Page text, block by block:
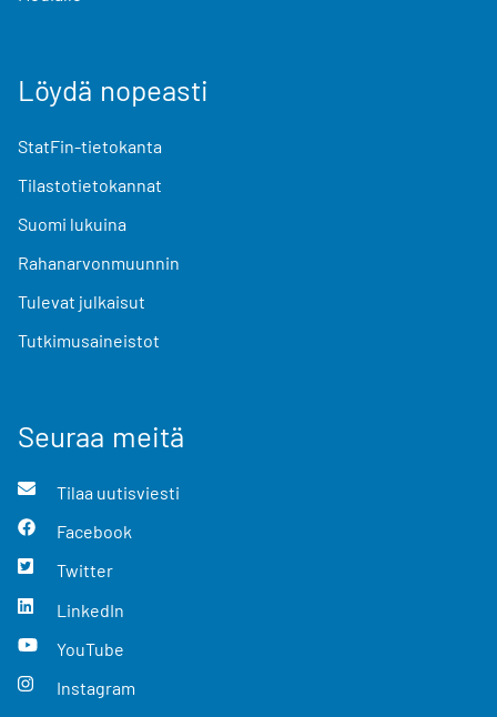
Löydä nopeasti
StatFin-tietokanta
Tilastotietokannat
Suomi lukuina
Rahanarvonmuunnin
Tulevat julkaisut
Tutkimusaineistot
Seuraa meitä
Tilaa uutisviesti
Facebook
Twitter
LinkedIn
YouTube
Instagram